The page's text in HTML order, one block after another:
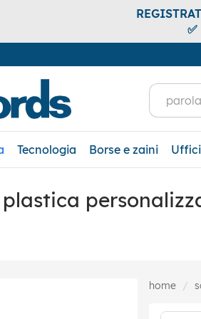
Tecnologia Borse e zaini
plastica
home